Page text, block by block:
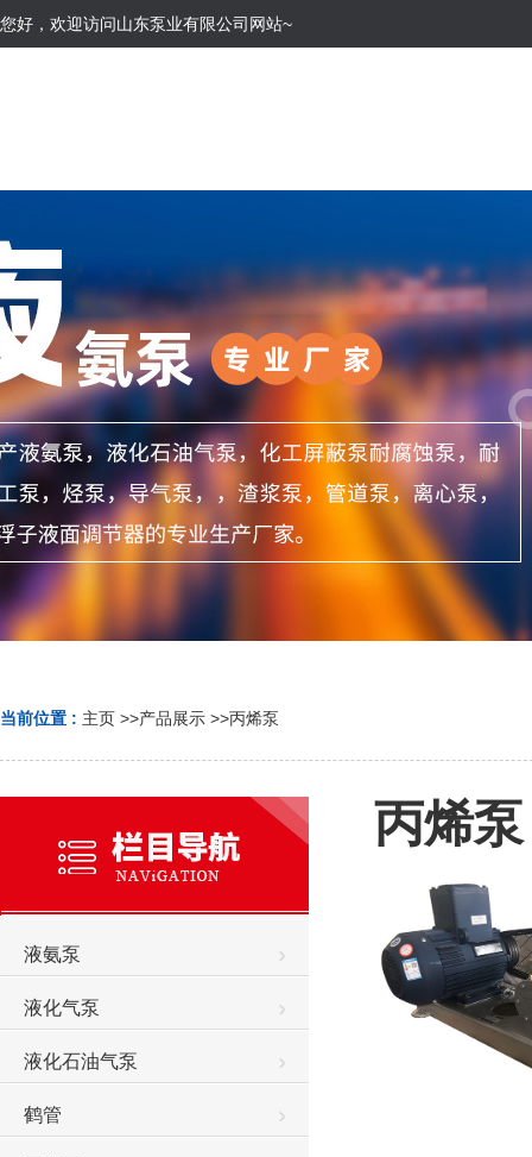
您好，欢迎访问山东泵业有限公司网站~
当前位置 : 主页 >>产品展示 >>丙烯泵
液氨泵
液化气泵
液化石油气泵
鹤管
丙烯泵